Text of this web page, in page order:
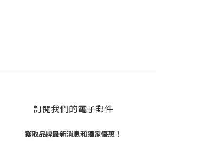
訂閱我們的電子郵件
獲取品牌最新消息和獨家優惠！